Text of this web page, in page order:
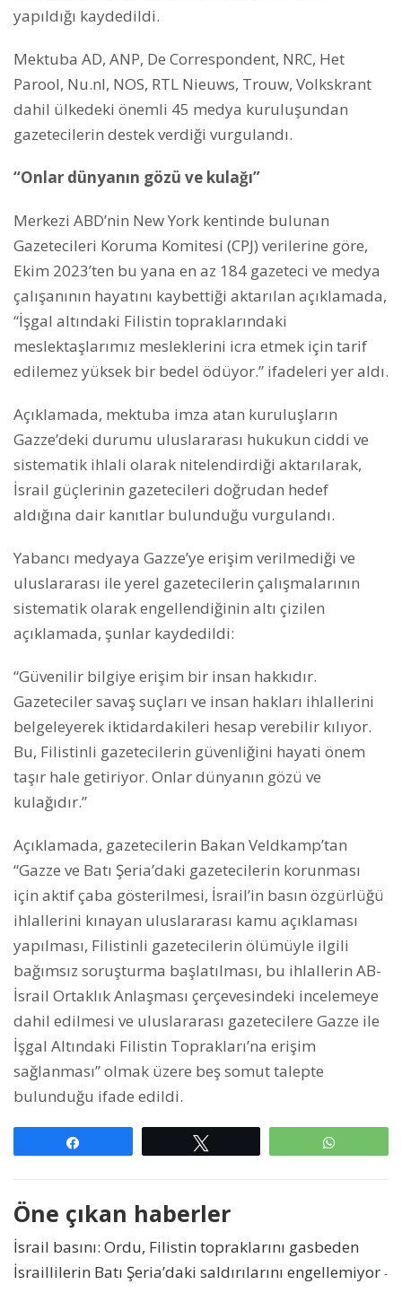
yapıldığı kaydedildi.
Mektuba AD, ANP, De Correspondent, NRC, Het
Parool, Nu.nl, NOS, RTL Nieuws, Trouw, Volkskrant
dahil ülkedeki önemli 45 medya kuruluşundan
gazetecilerin destek verdiği vurgulandı.
“Onlar dünyanın gözü ve kulağı”
Merkezi ABD’nin New York kentinde bulunan
Gazetecileri Koruma Komitesi (CPJ) verilerine göre,
Ekim 2023’ten bu yana en az 184 gazeteci ve medya
çalışanının hayatını kaybettiği aktarılan açıklamada,
“İşgal altındaki Filistin topraklarındaki
meslektaşlarımız mesleklerini icra etmek için tarif
edilemez yüksek bir bedel ödüyor.” ifadeleri yer aldı.
Açıklamada, mektuba imza atan kuruluşların
Gazze’deki durumu uluslararası hukukun ciddi ve
sistematik ihlali olarak nitelendirdiği aktarılarak,
İsrail güçlerinin gazetecileri doğrudan hedef
aldığına dair kanıtlar bulunduğu vurgulandı.
Yabancı medyaya Gazze’ye erişim verilmediği ve
uluslararası ile yerel gazetecilerin çalışmalarının
sistematik olarak engellendiğinin altı çizilen
açıklamada, şunlar kaydedildi:
“Güvenilir bilgiye erişim bir insan hakkıdır.
Gazeteciler savaş suçları ve insan hakları ihlallerini
belgeleyerek iktidardakileri hesap verebilir kılıyor.
Bu, Filistinli gazetecilerin güvenliğini hayati önem
taşır hale getiriyor. Onlar dünyanın gözü ve
kulağıdır.”
Açıklamada, gazetecilerin Bakan Veldkamp’tan
“Gazze ve Batı Şeria’daki gazetecilerin korunması
için aktif çaba gösterilmesi, İsrail’in basın özgürlüğü
ihlallerini kınayan uluslararası kamu açıklaması
yapılması, Filistinli gazetecilerin ölümüyle ilgili
bağımsız soruşturma başlatılması, bu ihlallerin AB-
İsrail Ortaklık Anlaşması çerçevesindeki incelemeye
dahil edilmesi ve uluslararası gazetecilere Gazze ile
İşgal Altındaki Filistin Toprakları’na erişim
sağlanması” olmak üzere beş somut talepte
bulunduğu ifade edildi.
Öne çıkan haberler
İsrail basını: Ordu, Filistin topraklarını gasbeden
İsraillilerin Batı Şeria’daki saldırılarını engellemiyor -